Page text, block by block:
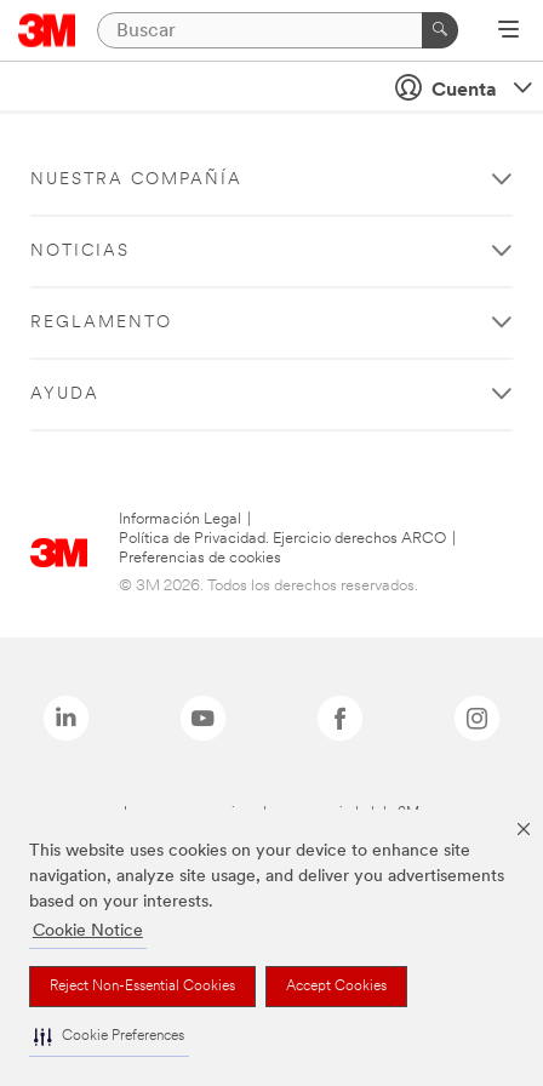
This website uses cookies on your device to enhance site
navigation, analyze site usage, and deliver you advertisements
based on your interests.
Cookie Notice
Reject Non-Essential Cookies Accept Cookies
Cookie Preferences
Cuenta
NUESTRA COMPAÑÍA
NOTICIAS
REGLAMENTO
AYUDA
Información Legal
Política de Privacidad. Ejercicio derechos ARCO
Preferencias de cookies
© 3M 2026. Todos los derechos reservados.
Las marcas mencionadas son propiedad de 3M